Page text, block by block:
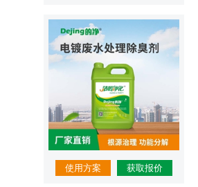
使用方案 获取报价